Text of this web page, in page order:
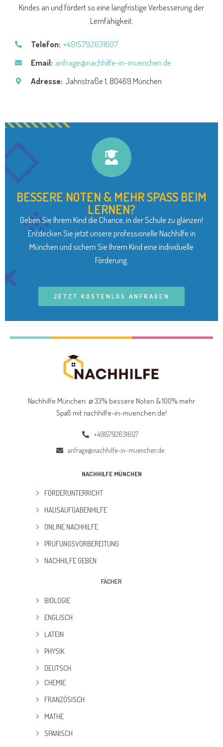
Kindes an und fördert so eine langfristige Verbesserung der
Lernfähigkeit.
Telefon: +4915792631607
Email: anfrage@nachhilfe-in-muenchen.de
Adresse: Jahnstraße 1, 80469 München
BESSERE NOTEN & MEHR SPASS BEIM
LERNEN?
Geben Sie Ihrem Kind die Chance, in der Schule zu glänzen!
Entdecken Sie jetzt unsere professionelle Nachhilfe in
München und sichern Sie Ihrem Kind eine individuelle
Förderung.
JETZT KOSTENLOS ANFRAGEN
Nachhilfe München: ⌀ 33% bessere Noten & 100% mehr
Spaß mit nachhilfe-in-muenchen.de!
+4915792631607
anfrage@nachhilfe-in-muenchen.de
NACHHILFE MÜNCHEN
FÖRDERUNTERRICHT
HAUSAUFGABENHILFE
ONLINE NACHHILFE
PRÜFUNGSVORBEREITUNG
NACHHILFE GEBEN
FÄCHER
BIOLOGIE
ENGLISCH
LATEIN
PHYSIK
DEUTSCH
CHEMIE
FRANZÖSISCH
MATHE
SPANISCH